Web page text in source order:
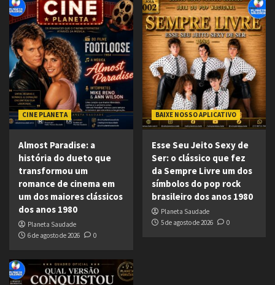
CINE PLANETA
Almost Paradise: a
história do dueto que
transformou um
romance de cinema em
um dos maiores clássicos
dos anos 1980
Planeta Saudade
6 de agosto de 2026
0
BAIXE NOSSO APLICATIVO
Esse Seu Jeito Sexy de
Ser: o clássico que fez
da Sempre Livre um dos
símbolos do pop rock
brasileiro dos anos 1980
Planeta Saudade
5 de agosto de 2026
0